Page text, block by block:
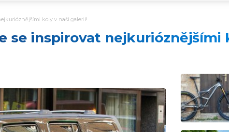
koly v naší galerii!
se inspirovat nejkurióznějšími